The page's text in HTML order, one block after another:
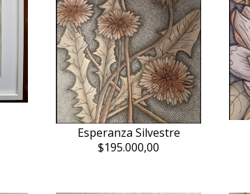
Esperanza Silvestre
$195.000,00